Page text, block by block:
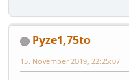
Pyze1,75to
15. November 2019, 22:25:07